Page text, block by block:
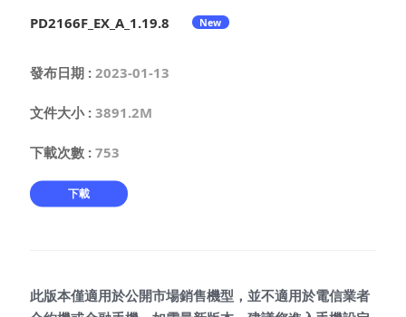
PD2166F_EX_A_1.19.8 New
發布日期 :2023-01-13
文件大小:3891.2M
下載次數 :753
下載
此版本僅適用於公開市場銷售機型，並不適用於電信業者